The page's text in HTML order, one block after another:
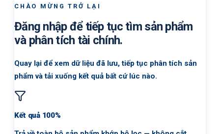
CHÀO MỪNG TRỞ LẠI
Đăng nhập để tiếp tục tìm sản phẩm
và phân tích tài chính.
Quay lại để xem dữ liệu đã lưu, tiếp tục phân tích sản
phẩm và tải xuống kết quả bất cứ lúc nào.
Kết quả 100%